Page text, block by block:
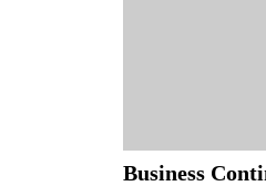
Business